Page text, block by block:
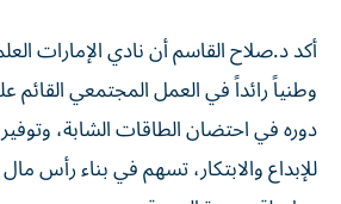
أكد د.صلاح القاسم أن نادي الإمارات
وطنياً رائداً في العمل المجتمعي القائم
دوره في احتضان الطاقات الشابة،
للإبداع والابتكار، تسهم في بناء رأس